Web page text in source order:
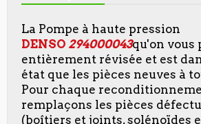
La Pompe à haute pression
DENSO 294000043qu'on vous
entièrement révisée et est
état que les pièces neuves à
Pour chaque
remplaçons les pièces
(boîtiers et joints, solénoïdes